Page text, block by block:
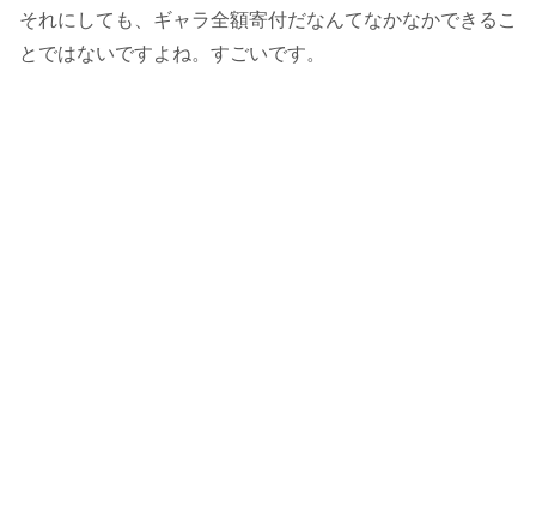
それにしても、ギャラ全額寄付だなんてなかなかできるこ
とではないですよね。すごいです。